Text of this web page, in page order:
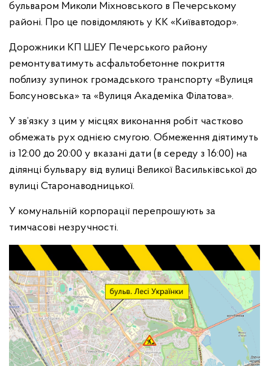
бульваром Миколи Міхновського в Печерському
районі. Про це повідомляють у КК «Київавтодор».
Дорожники КП ШЕУ Печерського району
ремонтуватимуть асфальтобетонне покриття
поблизу зупинок громадського транспорту «Вулиця
Болсуновська» та «Вулиця Академіка Філатова».
У зв’язку з цим у місцях виконання робіт частково
обмежать рух однією смугою. Обмеження діятимуть
із 12:00 до 20:00 у вказані дати (в середу з 16:00) на
ділянці бульвару від вулиці Великої Васильківської до
вулиці Старонаводницької.
У комунальній корпорації перепрошують за
тимчасові незручності.